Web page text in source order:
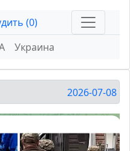
(0)
Украина
2026-07-08